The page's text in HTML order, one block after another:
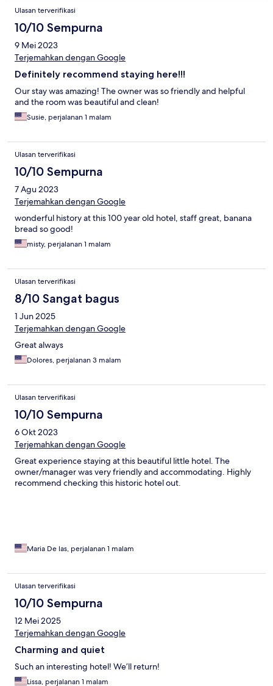
Ulasan terverifikasi
10/10 Sempurna
9 Mei 2023
Terjemahkan dengan Google
Definitely recommend staying here!!!
Our stay was amazing! The owner was so friendly and helpful
and the room was beautiful and clean!
Susie, perjalanan 1 malam
Ulasan terverifikasi
10/10 Sempurna
7 Agu 2023
Terjemahkan dengan Google
wonderful history at this 100 year old hotel, staff great, banana
bread so good!
misty, perjalanan 1 malam
Ulasan terverifikasi
8/10 Sangat bagus
1 Jun 2025
Terjemahkan dengan Google
Great always
Dolores, perjalanan 3 malam
Ulasan terverifikasi
10/10 Sempurna
6 Okt 2023
Terjemahkan dengan Google
Great experience staying at this beautiful little hotel. The
owner/manager was very friendly and accommodating. Highly
recommend checking this historic hotel out.
Maria De las, perjalanan 1 malam
Ulasan terverifikasi
10/10 Sempurna
12 Mei 2025
Terjemahkan dengan Google
Charming and quiet
Such an interesting hotel! We’ll return!
Lissa, perjalanan 1 malam